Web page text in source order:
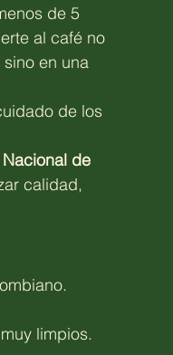
de 5
al café no
en una
de los
de
calidad,
limpios.